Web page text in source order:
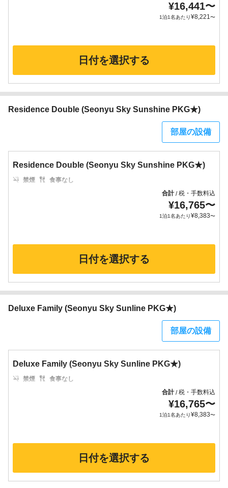
¥16,441〜
1泊1名あたり¥8,221〜
日付を選択する
Residence Double (Seonyu Sky Sunshine PKG★)
部屋の設備
Residence Double (Seonyu Sky Sunshine PKG★)
禁煙
食事なし
合計/税・手数料込
¥16,765〜
1泊1名あたり¥8,383〜
日付を選択する
Deluxe Family (Seonyu Sky Sunline PKG★)
部屋の設備
Deluxe Family (Seonyu Sky Sunline PKG★)
禁煙
食事なし
合計/税・手数料込
¥16,765〜
1泊1名あたり¥8,383〜
日付を選択する